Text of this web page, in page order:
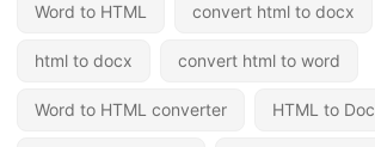
Word to HTML convert html to docx
html to docx convert html to word
Word to HTML converter HTML to Doc